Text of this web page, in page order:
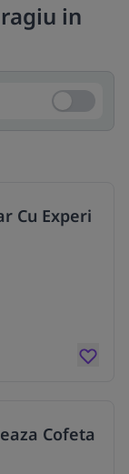
in
Salveaza
Cu Experi
Cofeta